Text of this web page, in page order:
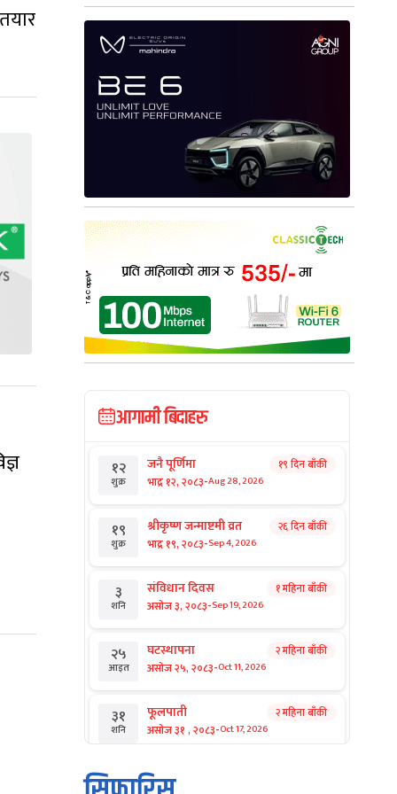
आगामी बिदाहरु
१२
शुक्र
जनै पूर्णिमा
भाद्र १२, २०८३-Aug 28, 2026
१९ दिन बाँकी
१९
शुक्र
श्रीकृष्ण जन्माष्टमी व्रत
भाद्र १९, २०८३-Sep 4, 2026
२६ दिन बाँकी
३
शनि
संविधान दिवस
असोज ३, २०८३-Sep 19, 2026
१ महिना बाँकी
२५
आइत
घटस्थापना
असोज २५, २०८३-Oct 11, 2026
२ महिना बाँकी
३१
शनि
फूलपाती
असोज ३१ , २०८३-Oct 17, 2026
२ महिना बाँकी
१ कार्तिक सङ्क्रान्ति